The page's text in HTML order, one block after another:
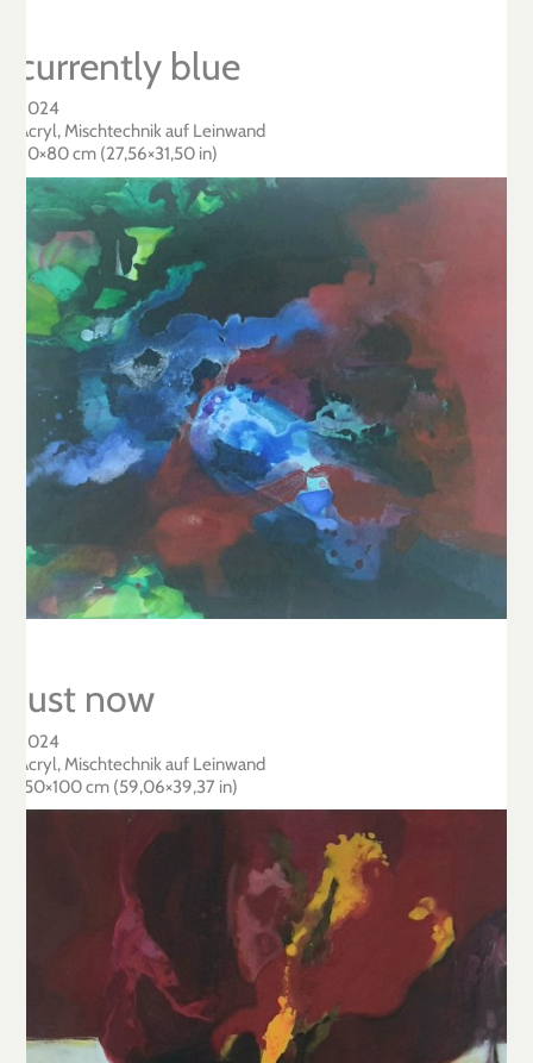
currently blue
2024
Acryl, Mischtechnik auf Leinwand
70×80 cm (27,56×31,50 in)
Just now
2024
Acryl, Mischtechnik auf Leinwand
150×100 cm (59,06×39,37 in)